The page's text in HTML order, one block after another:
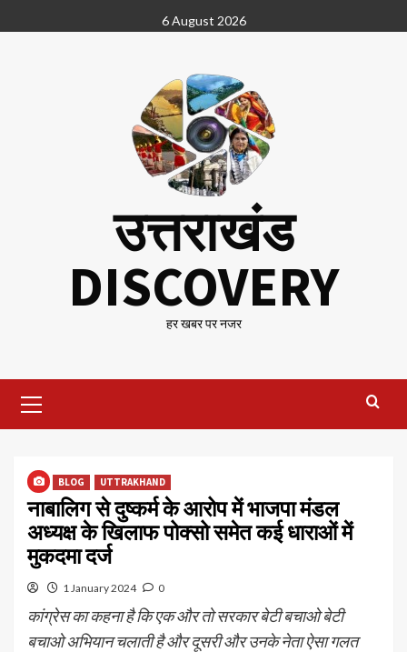
to
6 August 2026
उत्तराखंड
DISCOVERY
हर खबर पर नजर
Menu
BLOG UTTRAKHAND
नाबालिग से दुष्कर्म के आरोप में भाजपा मंडल
अध्यक्ष के खिलाफ पोक्सो समेत कई धाराओं में
मुकदमा दर्ज
1 January 2024 0
कांग्रेस का कहना है कि एक और तो सरकार बेटी बचाओ बेटी
बचाओ अभियान चलाती है और दूसरी और उनके नेता ऐसा गलत